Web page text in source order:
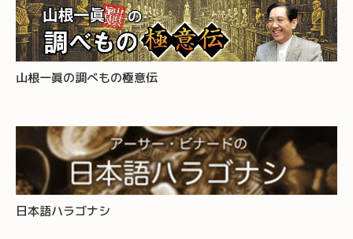
山根一眞の調べもの極意伝
日本語ハラゴナシ